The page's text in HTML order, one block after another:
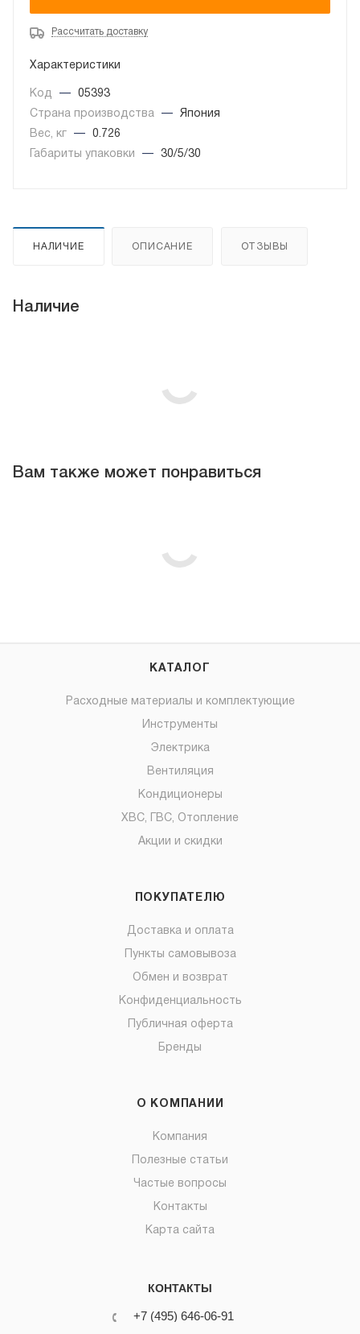
Рассчитать доставку
Характеристики
Код —
05393
Страна производства
—
Япония
Вес, кг
—
0.726
Габариты упаковки
— 30/5/30
НАЛИЧИЕ ОПИСАНИЕ ОТЗЫВЫ
Наличие
Вам также может понравиться
КАТАЛОГ
Расходные материалы и комплектующие
Инструменты
Электрика
Вентиляция
Кондиционеры
ХВС, ГВС, Отопление
Акции и скидки
ПОКУПАТЕЛЮ
Доставка и оплата
Пункты самовывоза
Обмен и возврат
Конфиденциальность
Публичная оферта
Бренды
О КОМПАНИИ
Компания
Полезные статьи
Частые вопросы
Контакты
Карта сайта
КОНТАКТЫ
+7 (495) 646-06-91